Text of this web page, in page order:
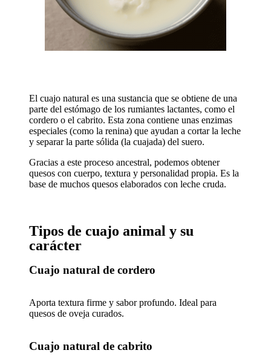
El cuajo natural es una sustancia que se obtiene de una
parte del estómago de los rumiantes lactantes, como el
cordero o el cabrito. Esta zona contiene unas enzimas
especiales (como la renina) que ayudan a cortar la leche
y separar la parte sólida (la cuajada) del suero.
Gracias a este proceso ancestral, podemos obtener
quesos con cuerpo, textura y personalidad propia. Es la
base de muchos quesos elaborados con leche cruda.
Tipos de cuajo animal y su
carácter
Cuajo natural de cordero
Aporta textura firme y sabor profundo. Ideal para
quesos de oveja curados.
Cuajo natural de cabrito